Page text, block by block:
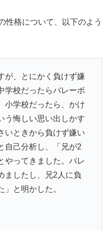
性格について、以下のよう
が、とにかく負けず嫌
学校だったらバレーボ
小学校だったら、かけ
う悔しい思い出しかす
いときから負けず嫌い
自己分析し、「兄が2
やってきました。バレ
ましたし、兄2人に負
と明かした。